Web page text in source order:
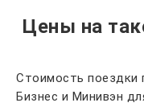
Цены на
Стоимость поездки
Бизнес и Минивэн